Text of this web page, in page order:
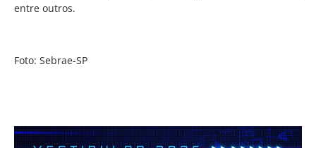
entre outros.
Foto: Sebrae-SP